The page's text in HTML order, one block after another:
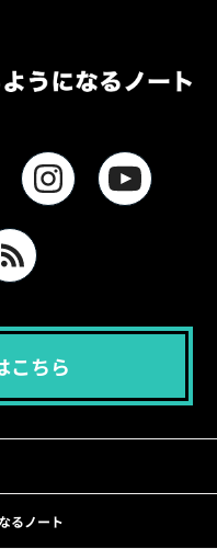
こちら
るノート